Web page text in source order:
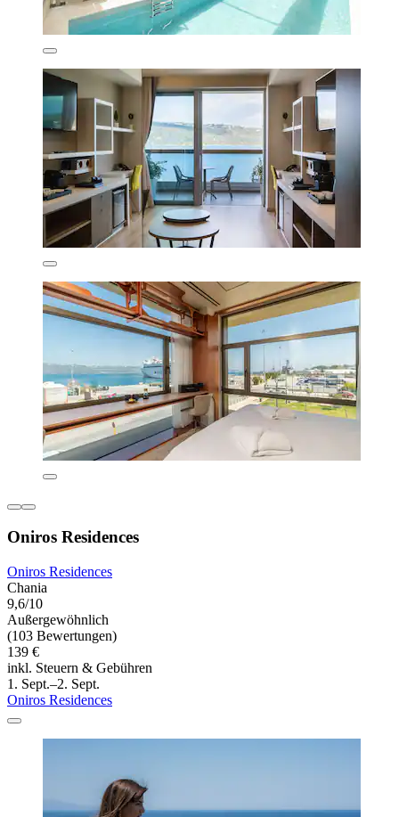
Oniros Residences
Oniros Residences
Chania
9,6/10
Außergewöhnlich
(103 Bewertungen)
139 €
inkl. Steuern & Gebühren
1. Sept.–2. Sept.
Oniros Residences